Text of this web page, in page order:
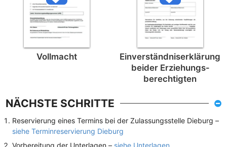
Vollmacht
Einverständnis­erklärung
beider Erziehungs­
berechtigten
NÄCHSTE SCHRITTE
Reservierung eines Termins bei der Zulassungsstelle Dieburg –
siehe Terminreservierung Dieburg
Vorbereitung der Unterlagen – siehe Unterlagen